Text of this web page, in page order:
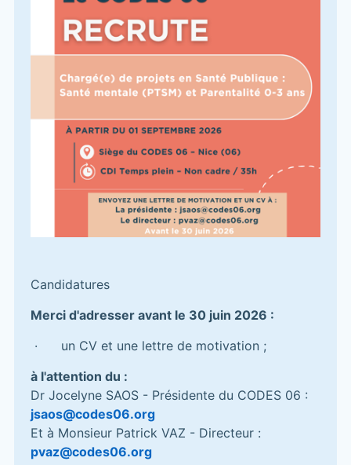
Candidatures
Merci d'adresser avant le 30 juin 2026 :
·
un CV et une lettre de motivation ;
à l'attention du :
Dr Jocelyne SAOS - Présidente du CODES 06 :
jsaos@codes06.org
Et à Monsieur Patrick VAZ - Directeur :
pvaz@codes06.org